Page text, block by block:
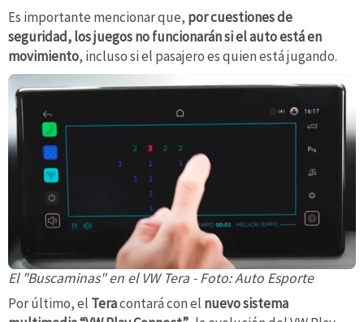
Es importante mencionar que, por cuestiones de
seguridad, los juegos no funcionarán si el auto está en
movimiento, incluso si el pasajero es quien está jugando.
El "Buscaminas" en el VW Tera - Foto: Auto Esporte
Por último, el Teracontará con el nuevo sistema